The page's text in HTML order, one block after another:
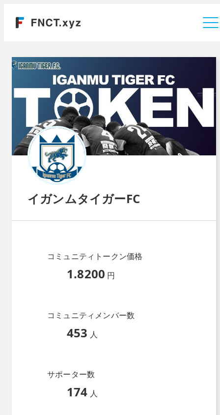
イガンムタイガーFC
コミュニティトークン価格
1.8200 円
コミュニティメンバー数
453 人
サポーター数
174 人